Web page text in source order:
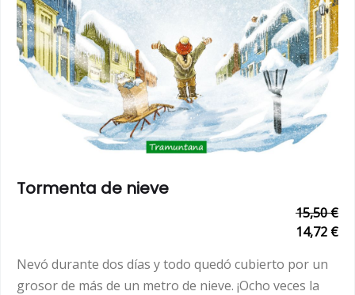
Tormenta de nieve
15,50 €
14,72 €
Nevó durante dos días y todo quedó cubierto por un
grosor de más de un metro de nieve. ¡Ocho veces la